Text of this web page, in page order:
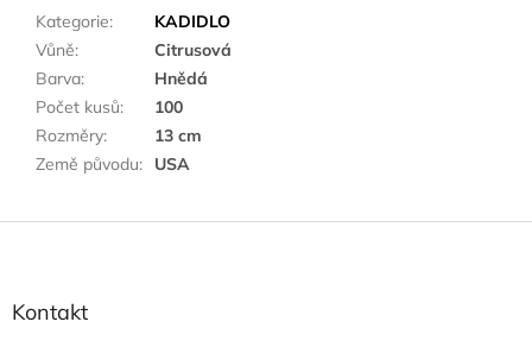
Kategorie:
KADIDLO
Vůně:
Citrusová
Barva:
Hnědá
Počet kusů:
100
Rozměry:
13 cm
Země původu: USA
Kontakt